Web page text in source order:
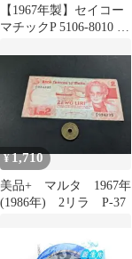
【1967年製】セイコー
マチックP 5106-8010 33
¥1,710
美品+ マルタ 1967年
(1986年) 2リラ P-37